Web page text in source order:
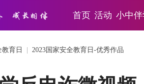
首页 活动 小中伴
育日 2023国家安全教育日-优秀作品